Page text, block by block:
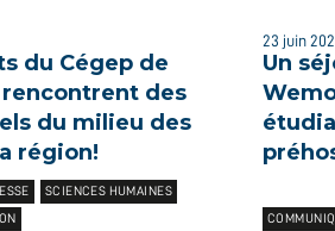
du Cégep de
des
du milieu des
région!
SCIENCES HUMAINES
23 juin
Un